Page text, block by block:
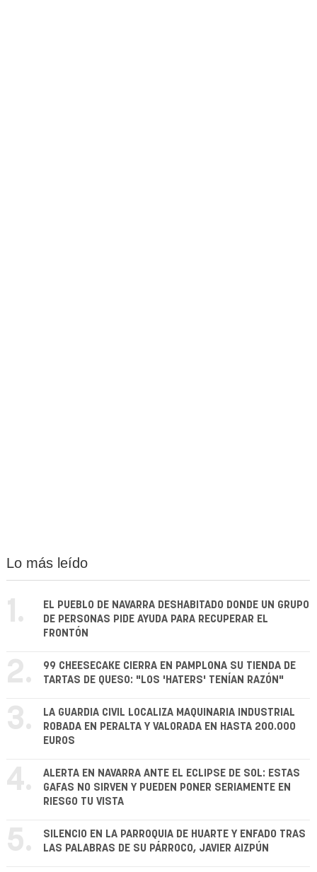
Lo más leído
1.
EL PUEBLO DE NAVARRA DESHABITADO DONDE UN GRUPO
DE PERSONAS PIDE AYUDA PARA RECUPERAR EL
FRONTÓN
2.
99 CHEESECAKE CIERRA EN PAMPLONA SU TIENDA DE
TARTAS DE QUESO: "LOS 'HATERS' TENÍAN RAZÓN"
3.
LA GUARDIA CIVIL LOCALIZA MAQUINARIA INDUSTRIAL
ROBADA EN PERALTA Y VALORADA EN HASTA 200.000
EUROS
4.
ALERTA EN NAVARRA ANTE EL ECLIPSE DE SOL: ESTAS
GAFAS NO SIRVEN Y PUEDEN PONER SERIAMENTE EN
RIESGO TU VISTA
5.
SILENCIO EN LA PARROQUIA DE HUARTE Y ENFADO TRAS
LAS PALABRAS DE SU PÁRROCO, JAVIER AIZPÚN